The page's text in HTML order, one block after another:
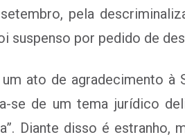
pela
suspenso por pedido de
ato de agradecimento à
se de um tema jurídico
Diante disso é estranho,